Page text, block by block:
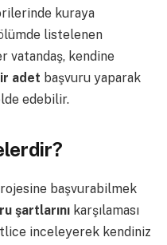
kuraya
listelenen
vatandaş, kendine
adet başvuru yaparak
edebilir.
başvurabilmek
şartlarını karşılaması
inceleyerek kendiniz